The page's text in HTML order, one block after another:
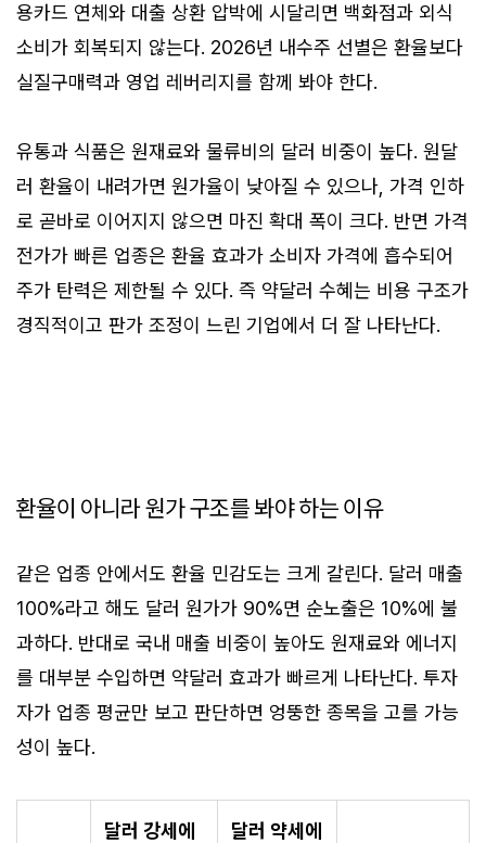
용카드 연체와 대출 상환 압박에 시달리면 백화점과 외식
소비가 회복되지 않는다. 2026년 내수주 선별은 환율보다
실질구매력과 영업 레버리지를 함께 봐야 한다.
유통과 식품은 원재료와 물류비의 달러 비중이 높다. 원달
러 환율이 내려가면 원가율이 낮아질 수 있으나, 가격 인하
로 곧바로 이어지지 않으면 마진 확대 폭이 크다. 반면 가격
전가가 빠른 업종은 환율 효과가 소비자 가격에 흡수되어
주가 탄력은 제한될 수 있다. 즉 약달러 수혜는 비용 구조가
경직적이고 판가 조정이 느린 기업에서 더 잘 나타난다.
환율이 아니라 원가 구조를 봐야 하는 이유
같은 업종 안에서도 환율 민감도는 크게 갈린다. 달러 매출
100%라고 해도 달러 원가가 90%면 순노출은 10%에 불
과하다. 반대로 국내 매출 비중이 높아도 원재료와 에너지
를 대부분 수입하면 약달러 효과가 빠르게 나타난다. 투자
자가 업종 평균만 보고 판단하면 엉뚱한 종목을 고를 가능
성이 높다.
달러 강세에
달러 약세에